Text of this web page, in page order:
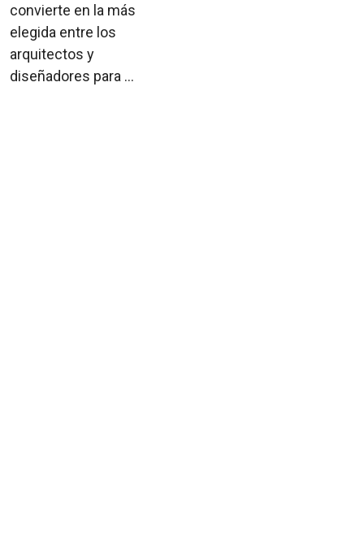
convierte en la más
elegida entre los
arquitectos y
diseñadores para ...